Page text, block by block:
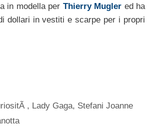
in modella per Thierry Mugler ed ha
dollari in vestiti e scarpe per i propri
, Lady Gaga, Stefani Joanne